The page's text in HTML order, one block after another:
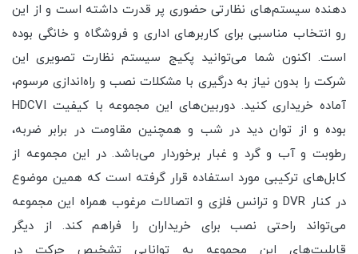
دهنده سیستم‌های نظارتی حضوری پر قدرت داشته است و از این
رو انتخاب مناسبی برای کاربرهای اداری و فروشگاه و خانگی بوده
است. اکنون شما می‌توانید پکیج سیستم نظارت تصویری این
شرکت را بدون نیاز به درگیری با مشکلات نصب و راه‌اندازی مرسوم،
آماده خریداری کنید. دوربین‌های این مجموعه با کیفیت HDCVI
بوده و از توان دید در شب و همچنین مقاومت در برابر ضربه،
رطوبت و آب و گرد و غبار برخوردار می‌باشد. در این مجموعه از
کابل‌های ترکیبی مورد استفاده قرار گرفته است که همین موضوع
در کنار DVR و ترانس فلزی و اتصالات مرغوب همراه این مجموعه
می‌تواند راحتی نصب برای خریداران را فراهم کند. از دیگر
قابلیت‌های این مجموعه به توانایی تشخیص حرکت در